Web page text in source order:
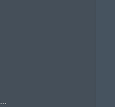
Летали (dodge demon oxygen)